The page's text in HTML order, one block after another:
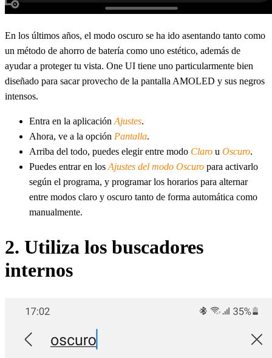
En los últimos años, el modo oscuro se ha ido asentando tanto como
un método de ahorro de batería como uno estético, además de
ayudar a proteger tu vista. One UI tiene uno particularmente bien
diseñado para sacar provecho de la pantalla AMOLED y sus negros
intensos.
Entra en la aplicación Ajustes.
Ahora, ve a la opción Pantalla.
Arriba del todo, puedes elegir entre modo Claro u Oscuro.
Puedes entrar en los Ajustes del modo Oscuro para activarlo
según el programa, y programar los horarios para alternar
entre modos claro y oscuro tanto de forma automática como
manualmente.
2. Utiliza los buscadores
internos